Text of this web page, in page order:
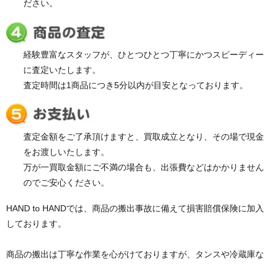
ださい。
経験豊富なスタッフが、ひとつひとつ丁寧にかつスピーディー
に査定いたします。
査定時間は1商品につき5分以内が目安となっております。
査定金額をご了承頂けますと、買取成立となり、その場で現金
をお渡しいたします。
万が一買取金額にご不満の場合も、出張費などはかかりません
のでご安心ください。
HAND to HANDでは、商品の搬出事故に備えて損害賠償保険に加入
しております。
商品の搬出は丁寧な作業を心がけておりますが、タンスや冷蔵庫な